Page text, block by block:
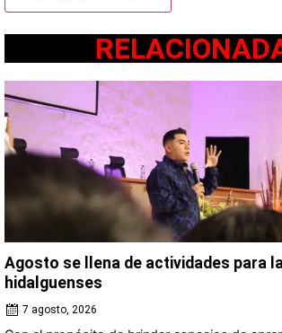
Agosto se llena de actividades para
hidalguenses
7 agosto, 2026